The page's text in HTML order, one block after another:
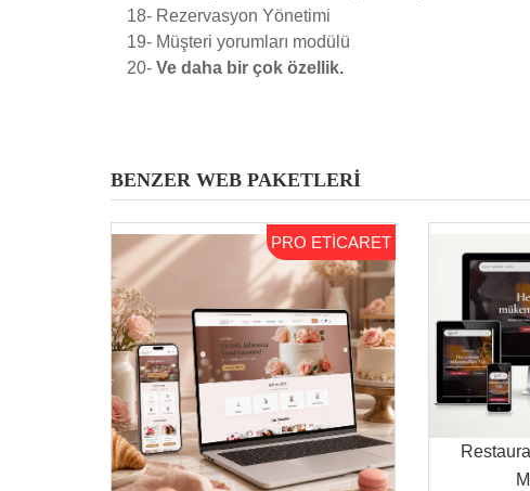
18- Rezervasyon Yönetimi
19- Müşteri yorumları modülü
20- Ve daha bir çok özellik.
BENZER WEB PAKETLERİ
PRO ETİCARET